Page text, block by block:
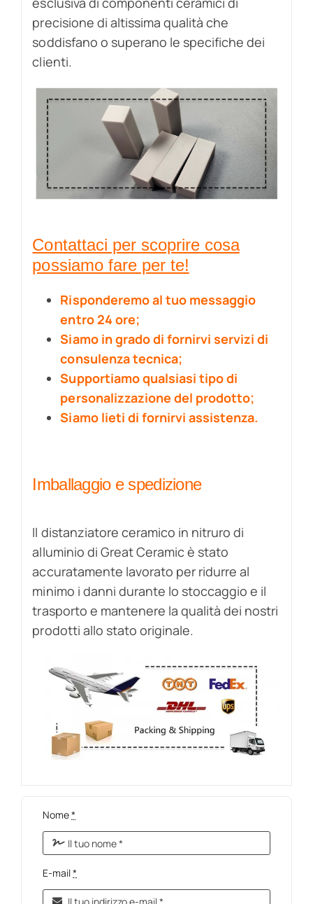
precisione di altissima qualità che
soddisfano o superano le specifiche dei
clienti.
Contattaci per scoprire cosa
possiamo fare per te!
Risponderemo al tuo messaggio
entro 24 ore;
Siamo in grado di fornirvi servizi di
consulenza tecnica;
Supportiamo qualsiasi tipo di
personalizzazione del prodotto;
Siamo lieti di fornirvi assistenza.
Imballaggio e spedizione
Il distanziatore ceramico in nitruro di
alluminio di Great Ceramic è stato
accuratamente lavorato per ridurre al
minimo i danni durante lo stoccaggio e il
trasporto e mantenere la qualità dei nostri
prodotti allo stato originale.
Nome*
E-mail*